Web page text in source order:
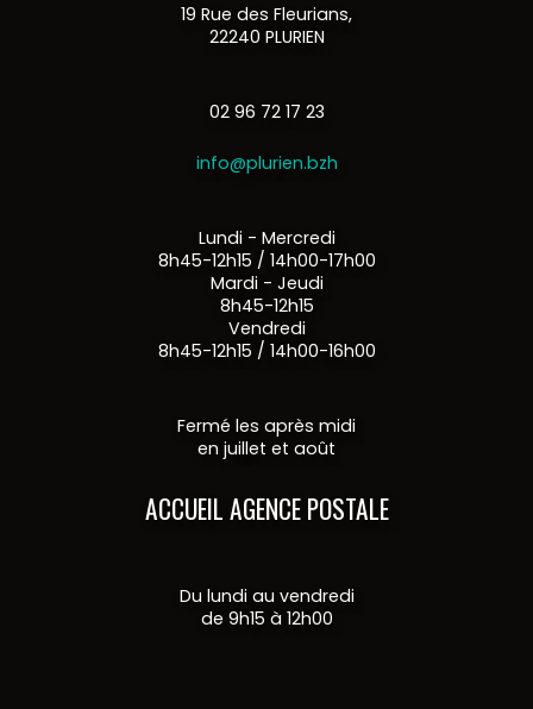
19 Rue des Fleurians,
22240 PLURIEN
02 96 72 17 23
info@plurien.bzh
Lundi - Mercredi
8h45-12h15 / 14h00-17h00
Mardi - Jeudi
8h45-12h15
Vendredi
8h45-12h15 / 14h00-16h00
Fermé les après midi
en juillet et août
ACCUEIL AGENCE POSTALE
Du lundi au vendredi
de 9h15 à 12h00